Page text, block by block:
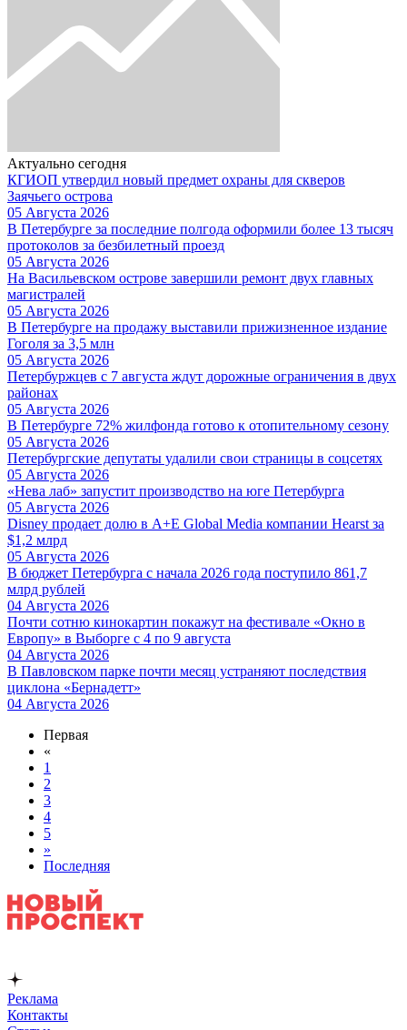
Актуально сегодня
КГИОП утвердил новый предмет охраны для скверов
Заячьего острова
05 Августа 2026
В Петербурге за последние полгода оформили более 13 тысяч
протоколов за безбилетный проезд
05 Августа 2026
На Васильевском острове завершили ремонт двух главных
магистралей
05 Августа 2026
В Петербурге на продажу выставили прижизненное издание
Гоголя за 3,5 млн
05 Августа 2026
Петербуржцев с 7 августа ждут дорожные ограничения в двух
районах
05 Августа 2026
В Петербурге 72% жилфонда готово к отопительному сезону
05 Августа 2026
Петербургские депутаты удалили свои страницы в соцсетях
05 Августа 2026
«Нева лаб» запустит производство на юге Петербурга
05 Августа 2026
Disney продает долю в A+E Global Media компании Hearst за
$1,2 млрд
05 Августа 2026
В бюджет Петербурга с начала 2026 года поступило 861,7
млрд рублей
04 Августа 2026
Почти сотню кинокартин покажут на фестивале «Окно в
Европу» в Выборге с 4 по 9 августа
04 Августа 2026
В Павловском парке почти месяц устраняют последствия
циклона «Бернадетт»
04 Августа 2026
Первая
«
1
2
3
4
5
»
Последняя
Реклама
Контакты